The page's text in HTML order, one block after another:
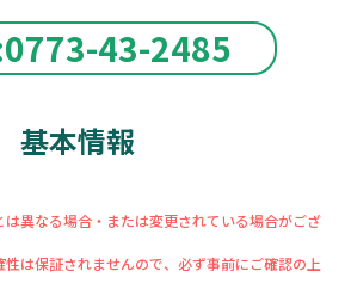
43-2485
基本情報
異なる場合・または変更されている場合がござ
は保証されませんので、必ず事前にご確認の上